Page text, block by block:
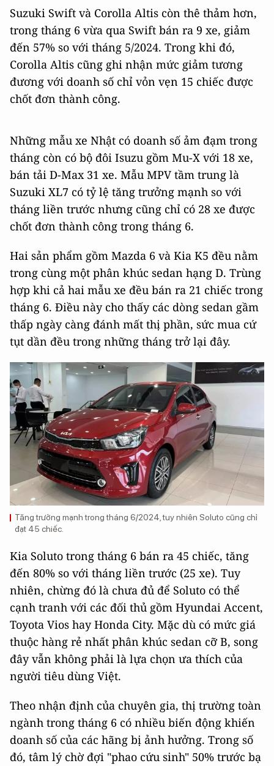
Suzuki Swift và Corolla Altis còn thê thảm hơn,
trong tháng 6 vừa qua Swift bán ra 9 xe, giảm
đến 57% so với tháng 5/2024. Trong khi đó,
Corolla Altis cũng ghi nhận mức giảm tương
đương với doanh số chỉ vỏn vẹn 15 chiếc được
chốt đơn thành công.
Những mẫu xe Nhật có doanh số ảm đạm trong
tháng còn có bộ đôi Isuzu gồm Mu-X với 18 xe,
bán tải D-Max 31 xe. Mẫu MPV tầm trung là
Suzuki XL7 có tỷ lệ tăng trưởng mạnh so với
tháng liền trước nhưng cũng chỉ có 28 xe được
chốt đơn thành công trong tháng 6.
Hai sản phẩm gồm Mazda 6 và Kia K5 đều nằm
trong cùng một phân khúc sedan hạng D. Trùng
hợp khi cả hai mẫu xe đều bán ra 21 chiếc trong
tháng 6. Điều này cho thấy các dòng sedan gầm
thấp ngày càng đánh mất thị phần, sức mua cứ
tụt dần đều trong những tháng trở lại đây.
Tăng trưởng mạnh trong tháng 6/2024, tuy nhiên Soluto cũng chỉ
đạt 45 chiếc.
Kia Soluto trong tháng 6 bán ra 45 chiếc, tăng
đến 80% so với tháng liền trước (25 xe). Tuy
nhiên, chừng đó là chưa đủ để Soluto có thể
cạnh tranh với các đối thủ gồm Hyundai Accent,
Toyota Vios hay Honda City. Mặc dù có mức giá
thuộc hàng rẻ nhất phân khúc sedan cỡ B, song
đây vẫn không phải là lựa chọn ưa thích của
người tiêu dùng Việt.
Theo nhận định của chuyên gia, thị trường toàn
ngành trong tháng 6 có nhiều biến động khiến
doanh số của các hãng bị ảnh hưởng. Trong số
đó, tâm lý chờ đợi "phao cứu sinh" 50% trước bạ